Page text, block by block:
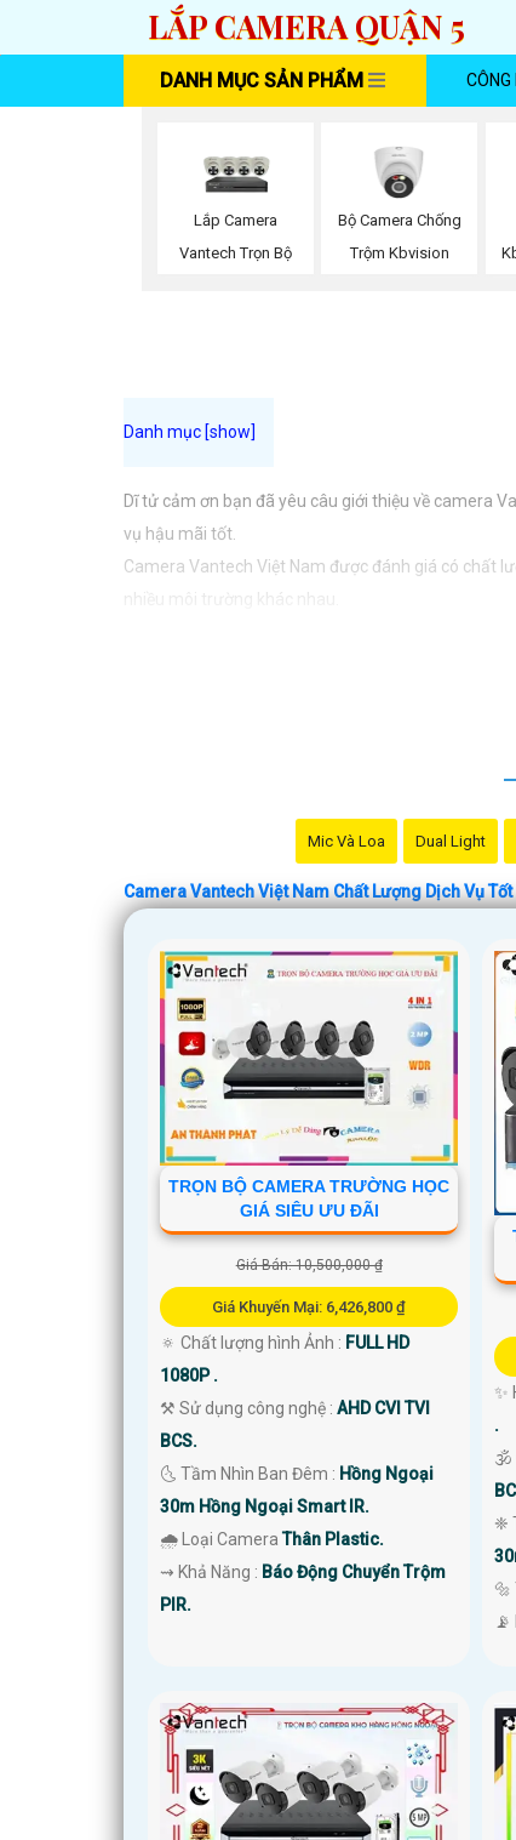
LẮP CAMERA QUẬN 5
DANH MỤC SẢN PHẨM CÔNG
Lắp Camera
Vantech Trọn Bộ
Bộ Camera Chống
Trộm Kbvision
Dĩ tử cảm ơn bạn đã yêu câu giới thiệu về camera
vụ hậu mãi tốt.
Camera Vantech Việt Nam được đánh giá có chất
nhiều môi trường khác nhau.
Nếu bạn cần thêm thông tin chi tiết về sản phẩm
Mic Và Loa Dual Light
Camera Vantech Việt Nam Chất Lượng Dịch Vụ Tốt
TRỌN BỘ CAMERA TRƯỜNG HỌC
GIÁ SIÊU ƯU ĐÃI
Giá Bán: 10,500,000 ₫
Giá Khuyến Mại: 6,426,800 ₫
🔅 Chất lượng hình Ảnh : FULL HD
1080P .
⚒ Sử dụng công nghệ : AHD CVI TVI
BCS.
🌜 Tầm Nhìn Ban Đêm : Hồng Ngoại
30m Hồng Ngoại Smart IR.
🌧️ Loại CameraThân Plastic.
️⇝ Khả Năng : Báo Động Chuyển Trộm
PIR.
✨
.
🕉️
❈
🔩